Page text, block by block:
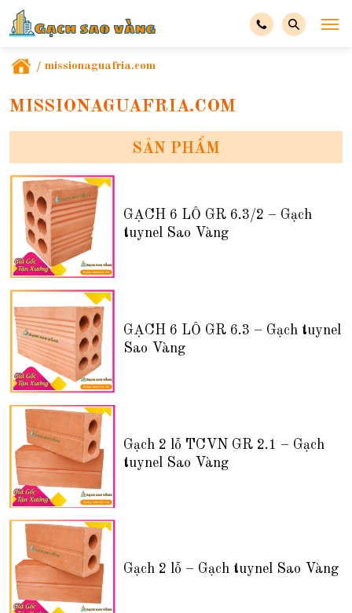
/ missionaguafria.com
MISSIONAGUAFRIA.COM
SẢN PHẨM
GẠCH 6 LỖ GR 6.3/2 – Gạch
tuynel Sao Vàng
GẠCH 6 LỖ GR 6.3 – Gạch tuynel
Sao Vàng
Gạch 2 lỗ TCVN GR 2.1 – Gạch
tuynel Sao Vàng
Gạch 2 lỗ – Gạch tuynel Sao Vàng